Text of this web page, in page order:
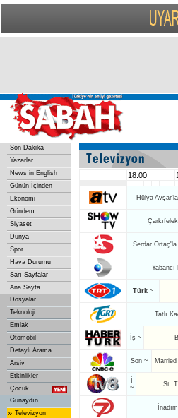
Son Dakika
Yazarlar
News in English
Günün İçinden
Ekonomi
Gündem
Siyaset
Dünya
Spor
Hava Durumu
Sarı Sayfalar
Ana Sayfa
Dosyalar
Teknoloji
Emlak
Otomobil
Detaylı Arama
Arşiv
Etkinlikler
Çocuk
Günaydın
» Televizyon
18:00
Hülya
Çarkıfelek
Serdar
Yabancı
Türk ~
Tatlı
İş ~
Son ~
~
St.